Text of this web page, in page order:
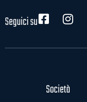
Seguici su
Società